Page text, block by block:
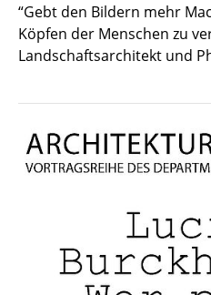
“Gebt den Bildern mehr
Köpfen der Menschen zu
Landschaftsarchitekt und